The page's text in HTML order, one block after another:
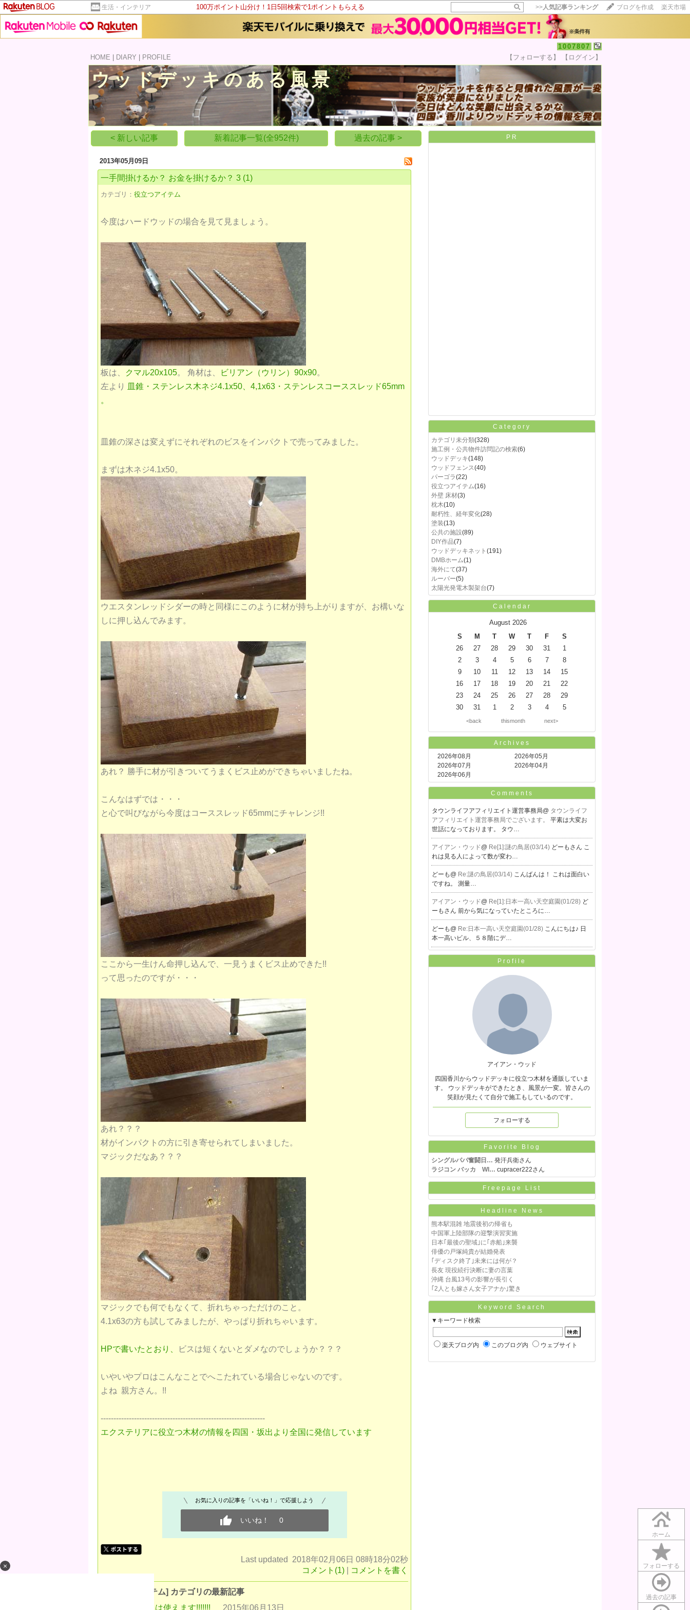
生活・インテリア 100万ポイント山分け！1日5回検索で1ポイントもらえる >>人気記事ランキング ブログを作成 楽天市場
1007807
HOME
DIARY PROFILE 【フォローする】 【ログイン】
ウッドデッキのある風景
ホーム
フォローする
過去の記事
10秒滞在
< 新しい記事 新着記事一覧(全952件) 過去の記事 >
2013年05月09日
一手間掛けるか？ お金を掛けるか？ 3 (1)
カテゴリ：役立つアイテム
​今度はハードウッドの場合を見て見ましょう。
板は、​ クマル20x105​。 角材は、​ ビリアン（ウリン）90x90​。
左より ​
皿錐 ・ステンレス木ネジ4.1x50、4,1x63​ ・ステンレスコーススレッド65mm
。
皿錐の深さは変えずにそれぞれのビスをインパクトで売ってみました。
まずは木ネジ4.1x50。
ウエスタンレッドシダーの時と同様にこのように材が持ち上がりますが、お構いな
しに押し込んでみます。
あれ？ 勝手に材が引きついてうまくビス止めができちゃいましたね。
こんなはずでは・・・
と心で叫びながら今度はコーススレッド65mmにチャレンジ!!
ここから一生けん命押し込んで、一見うまくビス止めできた!!
って思ったのですが・・・
あれ？？？
材がインパクトの方に引き寄せられてしまいました。
マジックだなあ？？？
マジックでも何でもなくて、折れちゃっただけのこと。
4.1x63の方も試してみましたが、やっぱり折れちゃいます。
HPで書いたとおり、 ビスは短くないとダメなのでしょうか？？？
いやいやプロはこんなことでへこたれている場合じゃないのです。
よね 親方さん。!!
----------------------------------------------------------------
エクステリアに役立つ木材の情報を四国・坂出より全国に発信しています
お気に入りの記事を「いいね！」で応援しよう
いいね！ 0
Last updated 2018年02月06日 08時18分02秒
コメント(1)
コメントを書く
[役立つアイテム] カテゴリの最新記事
このビスは使えます!!!!!!!
2015年06月13日
PR
×
Category
カテゴリ未分類(328)
施工例・公共物件訪問記の検索(6)
ウッドデッキ(148)
ウッドフェンス(40)
パーゴラ(22)
役立つアイテム(16)
外壁 床材(3)
枕木(10)
耐朽性、経年変化(28)
塗装(13)
公共の施設(89)
DIY作品(7)
ウッドデッキネット (191)
DMBホーム(1)
海外にて(37)
ルーバー(5)
太陽光発電木製架台(7)
Calendar
August 2026
S
M T W T F
S
26
27 28 29 30 31
1
2
3 4 5 6 7
8
9
10 11 12 13 14
15
16
17 18 19 20 21
22
23
24 25 26 27 28
29
30
31 1 2 3 4 5
<back thismonth next>
Archives
2026年08月
2026年07月
2026年06月
2026年05月
2026年04月
Comments
タウンライフアフィリエイト運営事務局@ タウンライフ
アフィリエイト運営事務局でございます。 平素は大変お
世話になっております。 タウ…
アイアン・ウッド@ Re[1]:謎の鳥居(03/14) どーもさん こ
れは見る人によって数が変わ…
どーも@ Re:謎の鳥居(03/14) こんばんは！ これは面白い
ですね。 測量…
アイアン・ウッド@ Re[1]:日本一高い天空庭園(01/28) ど
ーもさん 前から気になっていたところに…
どーも@ Re:日本一高い天空庭園(01/28) こんにちは♪ 日
本一高いビル、５８階にデ…
Profile
アイアン・ウッド
四国香川からウッドデッキに役立つ木材を通販していま
す。 ウッドデッキができたとき、風景が一変。皆さんの
笑顔が見たくて自分で施工もしているのです。
フォローする
Favorite Blog
シングルパパ奮闘日… 発汗兵衛さん
ラジコン バッカ WI… cupracer222さん
Freepage List
Headline News
熊本駅混雑 地震後初の帰省も
中国軍上陸部隊の迎撃演習実施
日本｢最後の聖域｣に｢赤船｣来襲
俳優の戸塚純貴が結婚発表
｢ディスク終了｣未来には何が？
長友 現役続行決断に妻の言葉
沖縄 台風13号の影響が長引く
｢2人とも嫁さん女子アナか｣驚き
Keyword Search
▼キーワード検索
楽天ブログ内 このブログ内 ウェブサイト